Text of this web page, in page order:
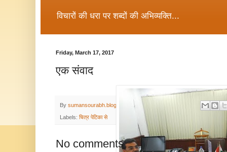
विचारों की धरा पर शब्दों की अभिव्यक्ति...
Friday, March 17, 2017
एक संवाद
By sumansourabh.blogspot.com -
Labels: चित्र पेटिका से
No comments: